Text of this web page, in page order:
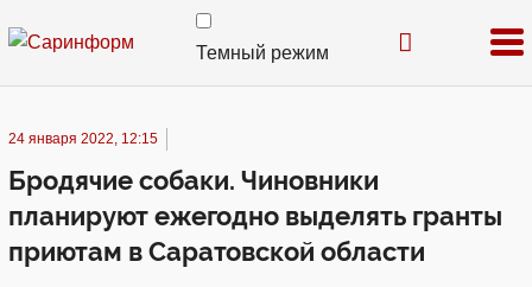
Темный режим
24 января 2022, 12:15
Бродячие собаки. Чиновники
планируют ежегодно выделять гранты
приютам в Саратовской области